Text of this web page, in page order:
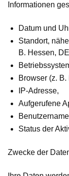
Informationen
Datum und
Standort,
B. Hessen,
Browser (z.
IP-Adresse,
Aufgerufene
Status der
Zwecke der